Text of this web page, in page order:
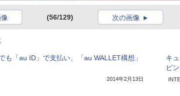
(56/129) 次の画像
も「au ID」で支払い、「au WALLET構想」
2014年2月13日
キ
ピン